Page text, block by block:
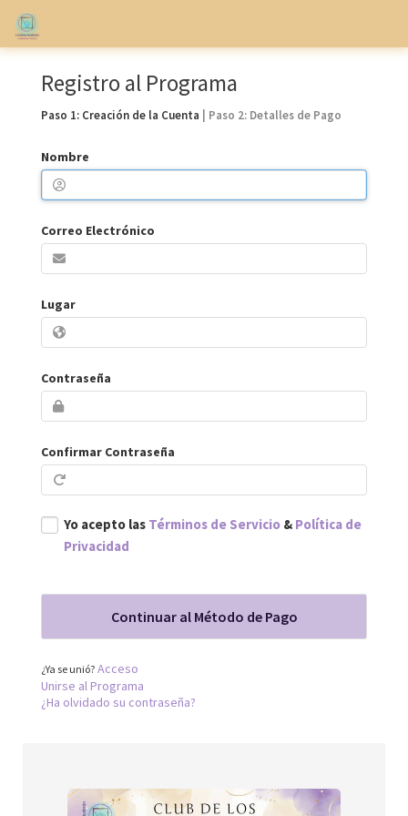
Registro al Programa
Paso 1: Creación de la Cuenta | Paso 2: Detalles de Pago
Nombre
Correo Electrónico
Lugar
Contraseña
Confirmar Contraseña
Yo acepto las Términos de Servicio & Política de
Privacidad
¿Ya se unió? Acceso
Unirse al Programa
¿Ha olvidado su contraseña?